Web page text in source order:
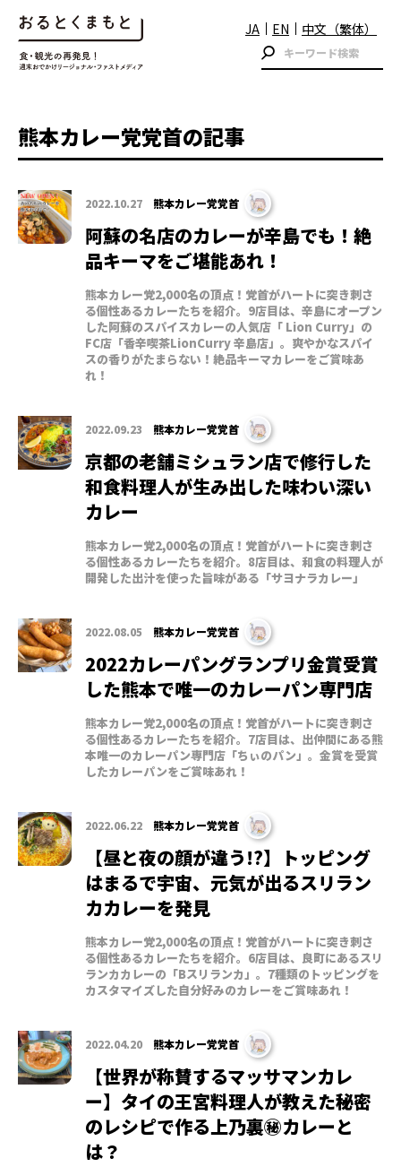
JA EN 中文（繁体）
熊本カレー党党首の記事
2022.10.27 熊本カレー党党首
阿蘇の名店のカレーが辛島でも！絶
品キーマをご堪能あれ！
熊本カレー党2,000名の頂点！党首がハートに突き刺さ
る個性あるカレーたちを紹介。9店目は、辛島にオープン
した阿蘇のスパイスカレーの人気店「 Lion Curry」の
FC店「香辛喫茶LionCurry 辛島店」。爽やかなスパイ
スの香りがたまらない！絶品キーマカレーをご賞味あ
れ！
2022.09.23 熊本カレー党党首
京都の老舗ミシュラン店で修行した
和食料理人が生み出した味わい深い
カレー
熊本カレー党2,000名の頂点！党首がハートに突き刺さ
る個性あるカレーたちを紹介。8店目は、和食の料理人が
開発した出汁を使った旨味がある「サヨナラカレー」
2022.08.05 熊本カレー党党首
2022カレーパングランプリ金賞受賞
した熊本で唯一のカレーパン専門店
熊本カレー党2,000名の頂点！党首がハートに突き刺さ
る個性あるカレーたちを紹介。7店目は、出仲間にある熊
本唯一のカレーパン専門店「ちぃのパン」。金賞を受賞
したカレーパンをご賞味あれ！
2022.06.22 熊本カレー党党首
【昼と夜の顔が違う!?】トッピング
はまるで宇宙、元気が出るスリラン
カカレーを発見
熊本カレー党2,000名の頂点！党首がハートに突き刺さ
る個性あるカレーたちを紹介。6店目は、良町にあるスリ
ランカカレーの「Bスリランカ」。7種類のトッピングを
カスタマイズした自分好みのカレーをご賞味あれ！
2022.04.20 熊本カレー党党首
【世界が称賛するマッサマンカレ
ー】タイの王宮料理人が教えた秘密
のレシピで作る上乃裏㊙カレーと
は？